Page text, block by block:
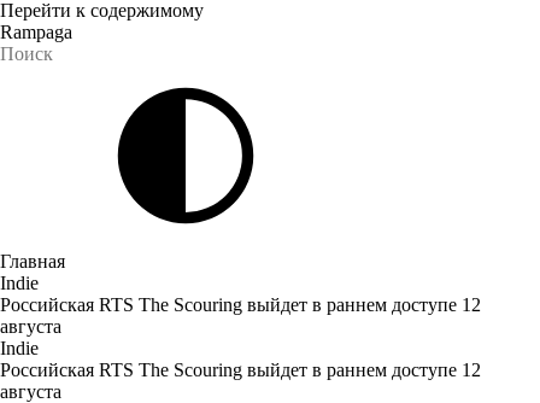
Перейти к содержимому
Rampaga
Главная
Indie
Российская RTS The Scouring выйдет в раннем доступе 12
августа
Indie
Российская RTS The Scouring выйдет в раннем доступе 12
августа